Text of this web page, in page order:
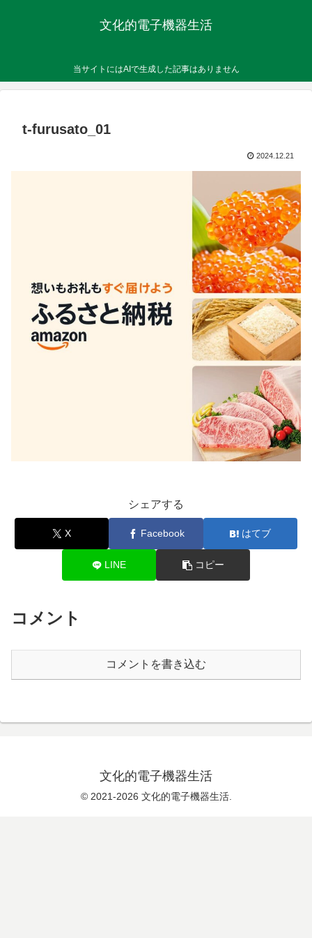
文化的電子機器生活
当サイトにはAIで生成した記事はありません
t-furusato_01
2024.12.21
シェアする
X Facebook はてブ
LINE コピー
コメント
コメントを書き込む
文化的電子機器生活
© 2021-2026 文化的電子機器生活.